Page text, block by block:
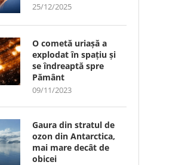
25/12/2025
O cometă uriașă a
explodat în spațiu și
se îndreaptă spre
Pământ
09/11/2023
Gaura din stratul de
ozon din Antarctica,
mai mare decât de
obicei